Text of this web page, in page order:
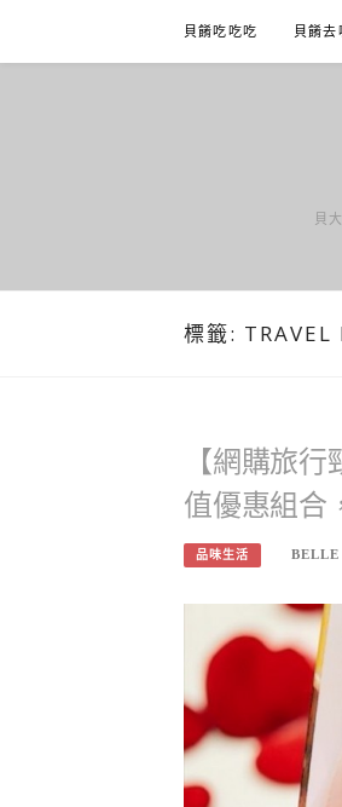
content
貝餚吃吃吃 貝餚去
貝
標籤: TRAVEL
【網購旅
值優惠組合
品味生活 BELLE